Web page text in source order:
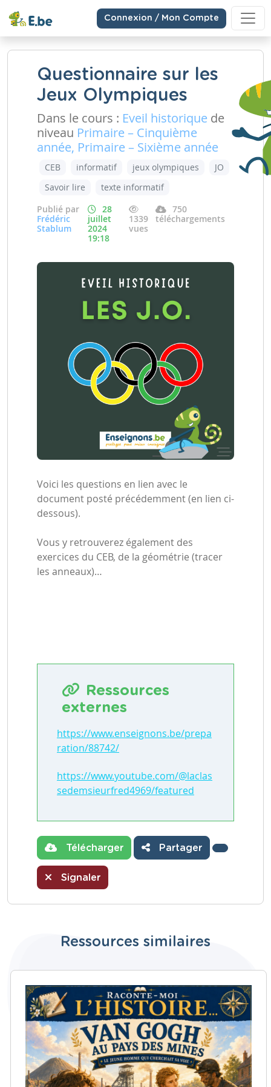
Connexion / Mon Compte
Questionnaire sur les
Jeux Olympiques
Dans le cours : Eveil historique de
niveau Primaire – Cinquième
année, Primaire – Sixième année
CEB informatif jeux olympiques
JO
Savoir lire
texte informatif
Publié par
Frédéric
Stablum
28
juillet
2024
19:18
1339
vues
750
téléchargements
Voici les questions en lien avec le
document posté précédemment (en lien ci-
dessous).
Vous y retrouverez également des
exercices du CEB, de la géométrie (tracer
les anneaux)…
Ressources
externes
https://www.enseignons.be/prepa
ration/88742/
https://www.youtube.com/@laclas
sedemsieurfred4969/featured
Télécharger Partager
Signaler
Ressources similaires